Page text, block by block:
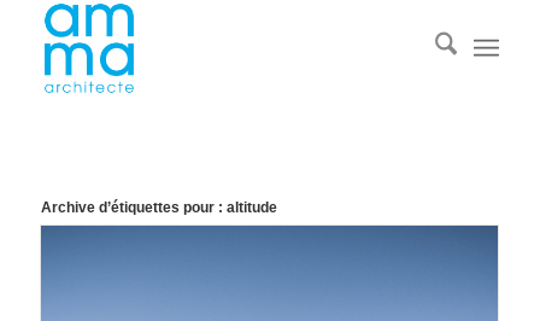
Archive d’étiquettes pour : altitude